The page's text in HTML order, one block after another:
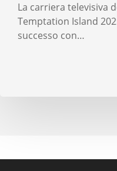
La carriera televisiva
Temptation Island
successo con…